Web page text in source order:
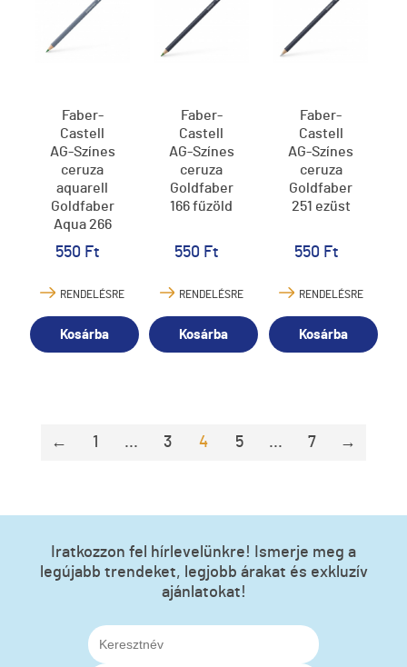
Faber-
Castell
AG-Színes
ceruza
aquarell
Goldfaber
Aqua 266
állandó
zöld
550 Ft
RENDELÉSRE
Kosárba
Faber-
Castell
AG-Színes
ceruza
Goldfaber
166 fűzöld
550 Ft
RENDELÉSRE
Kosárba
Faber-
Castell
AG-Színes
ceruza
Goldfaber
251 ezüst
550 Ft
RENDELÉSRE
Kosárba
← 1 ... 3 4 5 ... 7 →
Iratkozzon fel hírlevelünkre! Ismerje meg a
legújabb trendeket, legjobb árakat és exkluzív
ajánlatokat!